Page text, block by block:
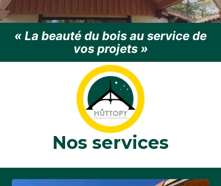
« La beauté du bois au service de
vos projets »
Nos services